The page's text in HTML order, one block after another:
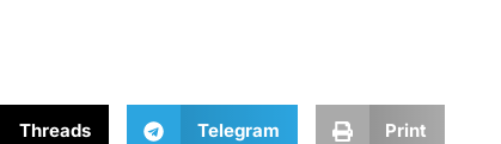
Threads Telegram Print